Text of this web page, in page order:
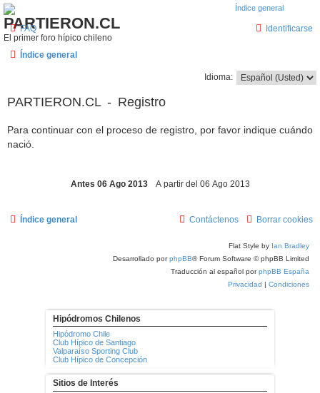
PARTIERON.CL
El primer foro hípico chileno
FAQ Identificarse
Índice general
Idioma:
PARTIERON.CL - Registro
Para continuar con el proceso de registro, por favor indique cuándo
nació.
Índice general Borrar cookies
Contáctenos
Flat Style by Ian Bradley
Desarrollado porphpBB® Forum Software © phpBB Limited
Traducción al español porphpBB España
Privacidad | Condiciones
Hipódromos Chilenos
Hipódromo Chile
Club Hípico de Santiago
Valparaíso Sporting Club
Club Hípico de Concepción
Sitios de Interés